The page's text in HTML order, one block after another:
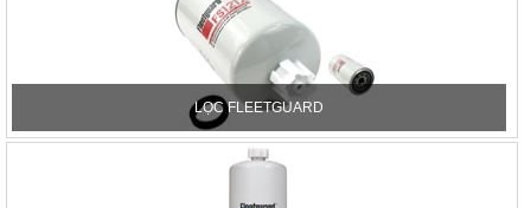
LỌC FLEETGUARD